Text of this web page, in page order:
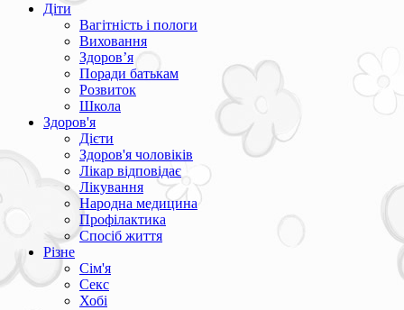
Діти
Вагітність і пологи
Виховання
Здоров’я
Поради батькам
Розвиток
Школа
Здоров'я
Дієти
Здоров'я чоловіків
Лікар відповідає
Лікування
Народна медицина
Профілактика
Спосіб життя
Різне
Сім'я
Секс
Хобі